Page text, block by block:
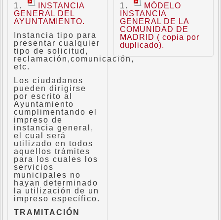
INSTANCIA
GENERAL DEL
AYUNTAMIENTO.
Instancia tipo para
presentar cualquier
tipo de solicitud,
reclamación,comunicación,
etc.
Los ciudadanos
pueden dirigirse
por escrito al
Ayuntamiento
cumplimentando el
impreso de
instancia general,
el cual será
utilizado en todos
aquellos trámites
para los cuales los
servicios
municipales no
hayan determinado
la utilización de un
impreso específico.
TRAMITACIÓN
MÓDELO
INSTANCIA
GENERAL DE LA
COMUNIDAD DE
MADRID ( copia por
duplicado).